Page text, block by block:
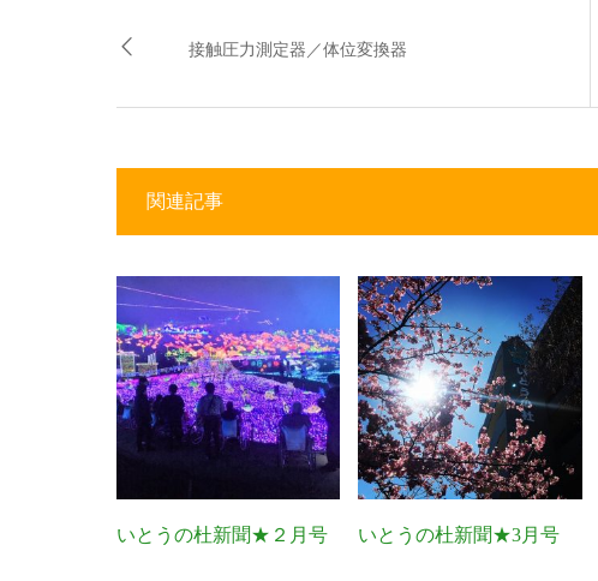
接触圧力測定器／体位変換器
関連記事
いとうの杜新聞★２月号 いとうの杜新聞★3月号